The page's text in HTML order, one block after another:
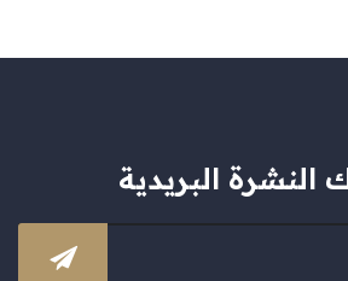
النشرة البريدية